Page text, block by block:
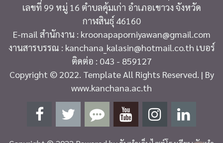
Copyright © 2022. Template All Rights Reserved. | By
www.kanchana.ac.th
Copyright © 2022 Powered byรับทำเว็บไซต์โรงเรียน รับทำ
เว็บราชการ
หน้าหลัก
เมลสารบัญ ผู้ดูแลระบบ